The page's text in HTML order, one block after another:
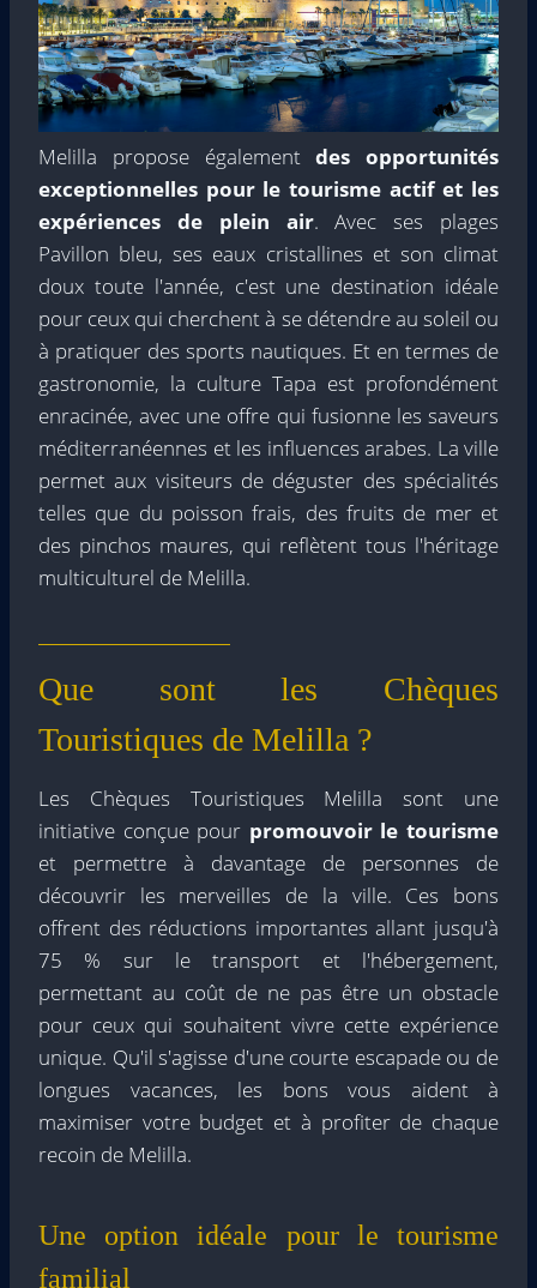
Melilla propose égalementdes opportunités
exceptionnelles pour le tourisme actif et les
expériences de plein air. Avec ses plages
Pavillon bleu, ses eaux cristallines et son climat
doux toute l'année, c'est une destination idéale
pour ceux qui cherchent à se détendre au soleil ou
à pratiquer des sports nautiques. Et en termes de
gastronomie, la culture Tapa est profondément
enracinée, avec une offre qui fusionne les saveurs
méditerranéennes et les influences arabes. La ville
permet aux visiteurs de déguster des spécialités
telles que du poisson frais, des fruits de mer et
des pinchos maures, qui reflètent tous l'héritage
multiculturel de Melilla.
Que sont les Chèques
Touristiques de Melilla ?
Les Chèques Touristiques Melilla sont une
initiative conçue pour promouvoir le tourisme
et permettre à davantage de personnes de
découvrir les merveilles de la ville. Ces bons
offrent des réductions importantes allant jusqu'à
75 % sur le transport et l'hébergement,
permettant au coût de ne pas être un obstacle
pour ceux qui souhaitent vivre cette expérience
unique. Qu'il s'agisse d'une courte escapade ou de
longues vacances, les bons vous aident à
maximiser votre budget et à profiter de chaque
recoin de Melilla.
Une option idéale pour le tourisme
familial